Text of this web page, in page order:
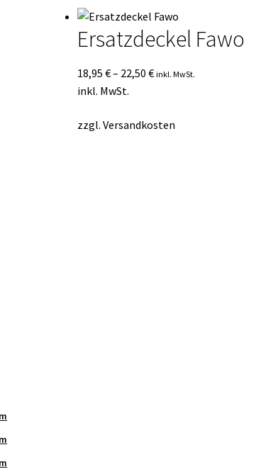
Ersatzdeckel Fawo
18,95 €– 22,50 € inkl. MwSt.
inkl. MwSt.
zzgl. Versandkosten